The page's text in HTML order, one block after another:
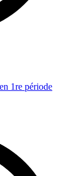
1re période